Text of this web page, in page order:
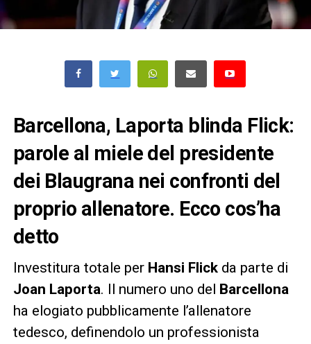
Barcellona, Laporta blinda Flick:
parole al miele del presidente
dei Blaugrana nei confronti del
proprio allenatore. Ecco cos’ha
detto
Investitura totale per Hansi Flickda parte di
Joan Laporta. Il numero uno del Barcellona
ha elogiato pubblicamente l’allenatore
tedesco, definendolo un professionista